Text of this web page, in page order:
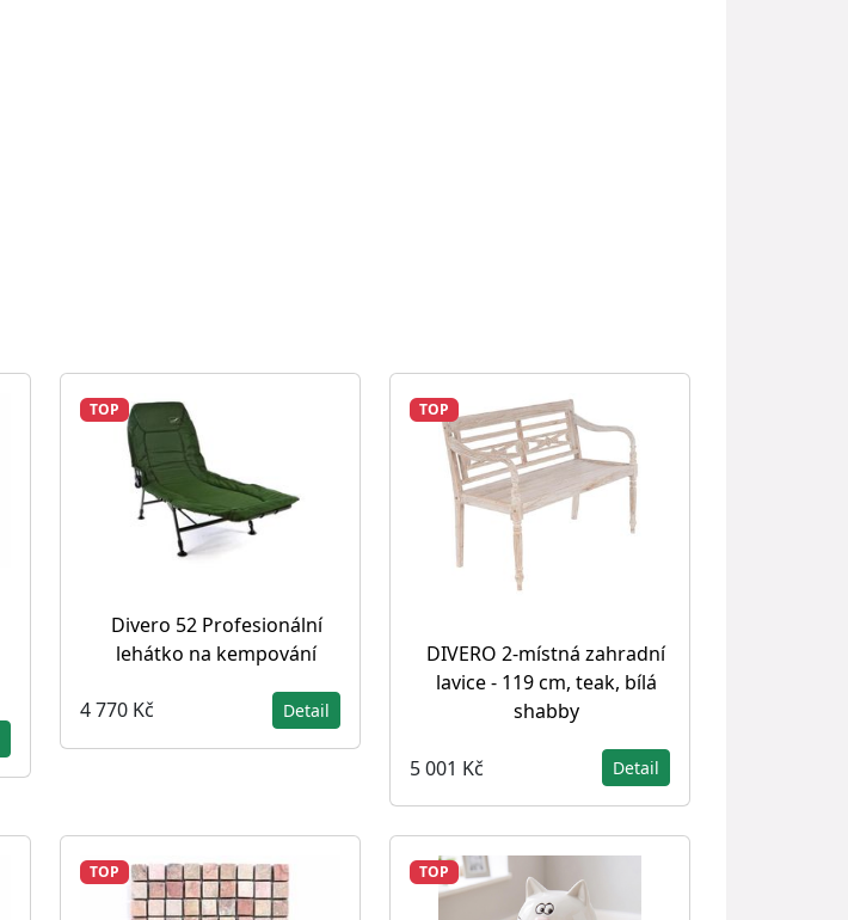
TOP
Divero 52 Profesionální
lehátko na kempování
4 770 Kč Detail
TOP
DIVERO 2-místná zahradní
lavice - 119 cm, teak, bílá
shabby
5 001 Kč Detail
TOP TOP